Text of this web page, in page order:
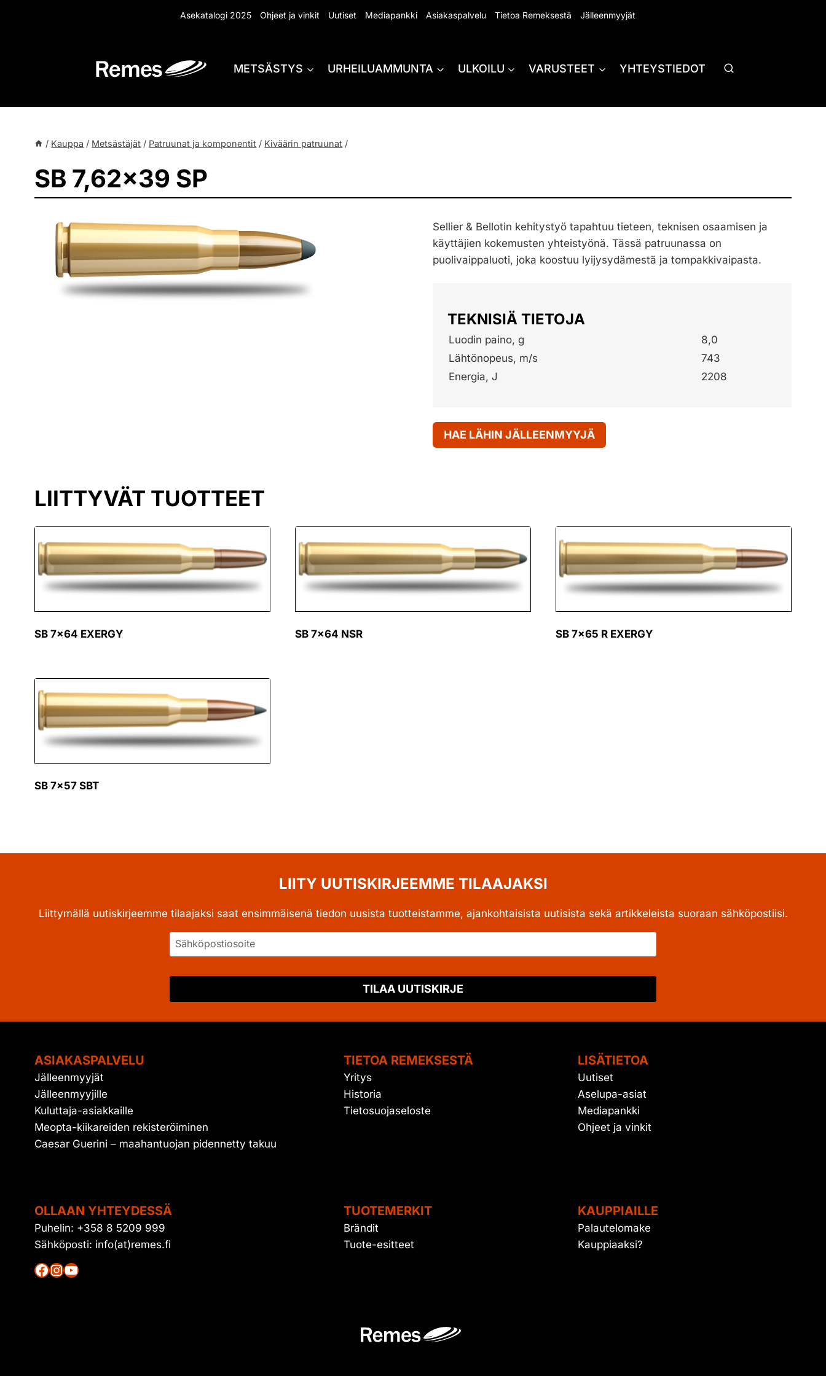
Asekatalogi 2025 Ohjeet ja vinkit Uutiset Mediapankki Asiakaspalvelu Tietoa Remeksestä Jälleenmyyjät
METSÄSTYS URHEILUAMMUNTA ULKOILU VARUSTEET YHTEYSTIEDOT
/ Kauppa / Metsästäjät / Patruunat ja komponentit / Kiväärin patruunat /
SB 7,62×39 SP
Sellier & Bellotin kehitystyö tapahtuu tieteen, teknisen osaamisen ja
käyttäjien kokemusten yhteistyönä. Tässä patruunassa on
puolivaippaluoti, joka koostuu lyijysydämestä ja tompakkivaipasta.
TEKNISIÄ TIETOJA
Luodin paino, g
8,0
Lähtönopeus, m/s
743
Energia, J
2208
HAE LÄHIN JÄLLEENMYYJÄ
LIITTYVÄT TUOTTEET
SB 7×64 EXERGY SB 7×64 NSR SB 7×65 R EXERGY
SB 7×57 SBT
LIITY UUTISKIRJEEMME TILAAJAKSI
Liittymällä uutiskirjeemme tilaajaksi saat ensimmäisenä tiedon uusista tuotteistamme, ajankohtaisista uutisista sekä artikkeleista suoraan sähköpostiisi.
TILAA UUTISKIRJE
ASIAKASPALVELU
Jälleenmyyjät
Jälleenmyyjille
Kuluttaja-asiakkaille
Meopta-kiikareiden rekisteröiminen
Caesar Guerini – maahantuojan pidennetty takuu
TIETOA REMEKSESTÄ
Yritys
Historia
Tietosuojaseloste
LISÄTIETOA
Uutiset
Aselupa-asiat
Mediapankki
Ohjeet ja vinkit
OLLAAN YHTEYDESSÄ
Puhelin: +358 8 5209 999
Sähköposti: info(at)remes.fi
Facebook
Instagram
YouTube
TUOTEMERKIT
Brändit
Tuote-esitteet
KAUPPIAILLE
Palautelomake
Kauppiaaksi?